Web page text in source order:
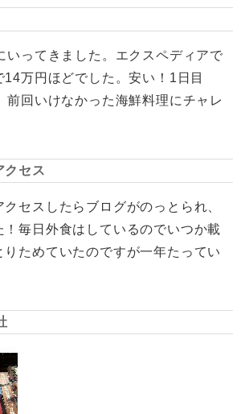
いってきました。エクスペディアで
14万円ほどでした。安い！1日目
前回いけなかった海鮮料理にチャレ
クセス
セスしたらブログがのっとられ、
毎日外食はしているのでいつか載
ためていたのですが一年たってい